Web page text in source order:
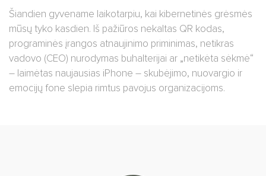
Šiandien gyvename laikotarpiu, kai kibernetinės grėsmės
mūsų tyko kasdien. Iš pažiūros nekaltas QR kodas,
programinės įrangos atnaujinimo priminimas, netikras
vadovo (CEO) nurodymas buhalterijai ar „netikėta sėkmė“
– laimėtas naujausias iPhone – skubėjimo, nuovargio ir
emocijų fone slepia rimtus pavojus organizacijoms.